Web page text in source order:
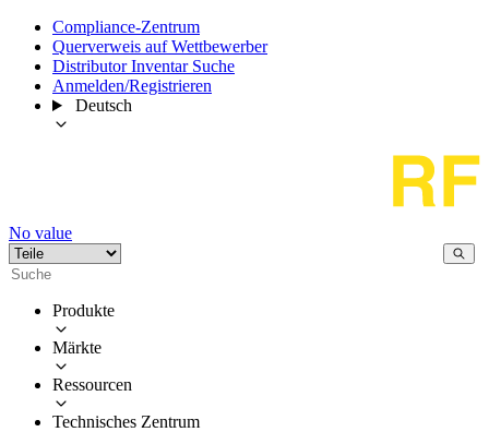
Compliance-Zentrum
Querverweis auf Wettbewerber
Distributor Inventar Suche
Anmelden/Registrieren
Deutsch
No value
Produkte
Märkte
Ressourcen
Technisches Zentrum